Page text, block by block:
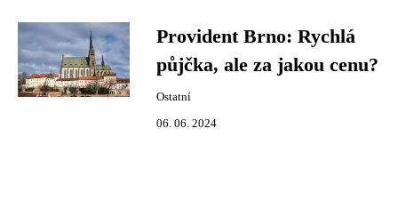
Provident Brno: Rychlá
půjčka, ale za jakou cenu?
Ostatní
06. 06. 2024